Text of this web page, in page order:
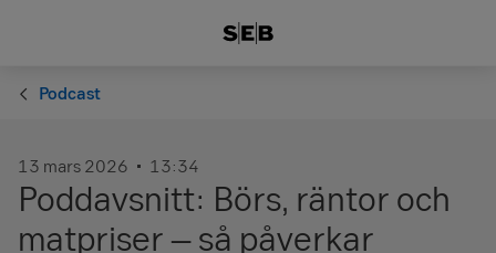
Podcast
13 mars 2026 13:34
Poddavsnitt: Börs, räntor och
matpriser – så påverkar